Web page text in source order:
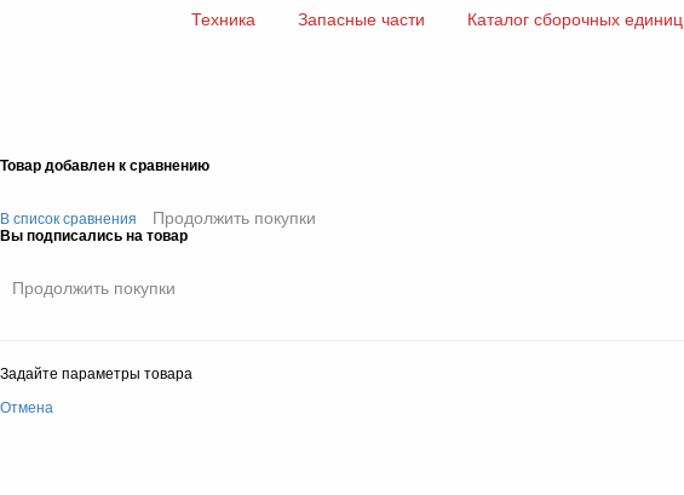
Техника Запасные части Каталог сборочных единиц
Товар добавлен к сравнению
В список сравнения Продолжить покупки
Вы подписались на товар
Продолжить покупки
Задайте параметры товара
Отмена